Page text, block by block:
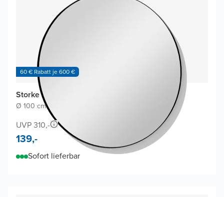
60 € Rabatt je 600 €
Storke Nero Badspiegel
Ø 100 cm|Schwarz
UVP 310,-
139,-
Sofort lieferbar